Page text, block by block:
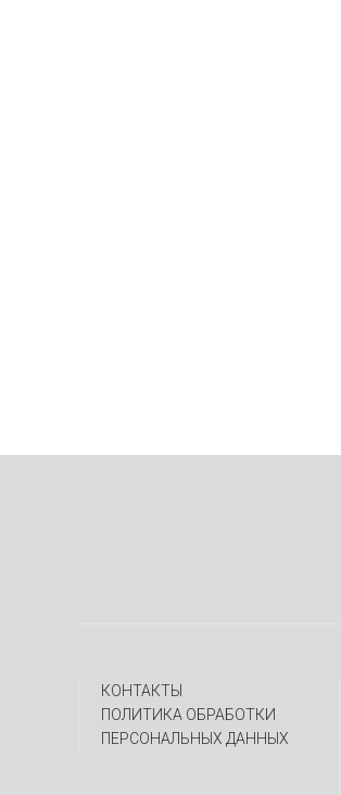
КОНТАКТЫ
ПОЛИТИКА ОБРАБОТКИ
ПЕРСОНАЛЬНЫХ ДАННЫХ